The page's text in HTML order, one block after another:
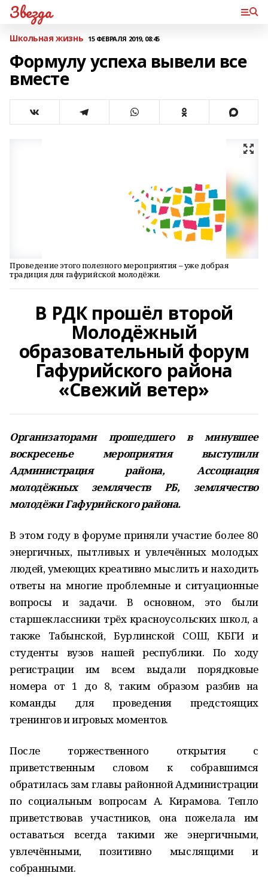
Звезда
Школьная жизнь 15 ФЕВРАЛЯ 2019, 08:45
Формулу успеха вывели все
вместе
Проведение этого полезного мероприятия – уже добрая
традиция для гафурийской молодёжи.
В РДК прошёл второй
Молодёжный
образовательный форум
Гафурийского района
«Свежий ветер»
Организаторами прошедшего в минувшее
воскресенье мероприятия выступили
Администрация района, Ассоциация
молодёжных землячеств РБ, землячество
молодёжи Гафурийского района.
В этом году в форуме приняли участие более 80
энергичных, пытливых и увлечённых молодых
людей, умеющих креативно мыслить и находить
ответы на многие проблемные и ситуационные
вопросы и задачи. В основном, это были
старшеклассники трёх красноусольских школ, а
также Табынской, Бурлинской СОШ, КБГИ и
студенты вузов нашей республики. По ходу
регистрации им всем выдали порядковые
номера от 1 до 8, таким образом разбив на
команды для проведения предстоящих
тренингов и игровых моментов.
После торжественного открытия с
приветственным словом к собравшимся
обратилась зам главы районной Администрации
по социальным вопросам А. Кирамова. Тепло
приветствовав участников, она пожелала им
оставаться всегда такими же энергичными,
увлечёнными, позитивно мыслящими и
собранными.